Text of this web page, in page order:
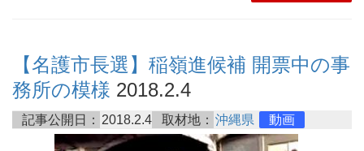
【名護市長選】稲嶺進候補 開票中の事
務所の模様 2018.2.4
記事公開日： 2018.2.4 取材地： 沖縄県 動画